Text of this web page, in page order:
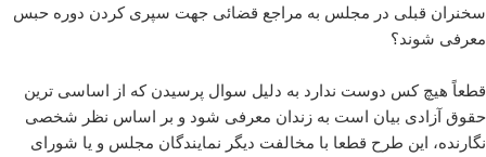
سخنران قبلی در مجلس به مراجع قضائی جهت سپری کردن دوره حبس
معرفی شوند؟
قطعاً هیچ کس دوست ندارد به دلیل سوال پرسیدن که از اساسی ترین
حقوق آزادی بیان است به زندان معرفی شود و بر اساس نظر شخصی
نگارنده، این طرح قطعا با مخالفت دیگر نمایندگان مجلس و یا شورای